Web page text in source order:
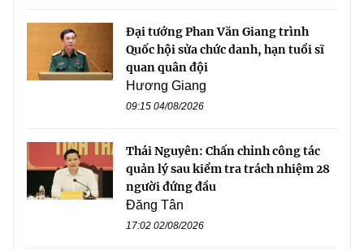
Đại tướng Phan Văn Giang trình
Quốc hội sửa chức danh, hạn tuổi sĩ
quan quân đội
Hương Giang
09:15 04/08/2026
Thái Nguyên: Chấn chỉnh công tác
quản lý sau kiểm tra trách nhiệm 28
người đứng đầu
Đăng Tân
17:02 02/08/2026